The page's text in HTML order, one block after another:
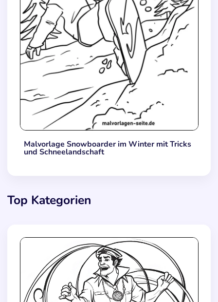
Malvorlage Snowboarder im Winter mit Tricks
und Schneelandschaft
Top Kategorien